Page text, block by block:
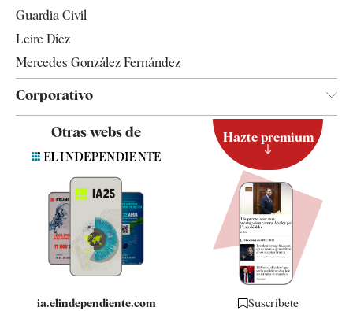
Guardia Civil
Leire Díez
Mercedes González Fernández
Corporativo
Contacto
Quiénes somos
Especificaciones
Otras webs de
ia.elindependiente.com
Hazte premium
Suscríbete